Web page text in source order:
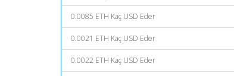
0.0085 ETH Kaç USD Eder
0.0021 ETH Kaç USD Eder
0.0022 ETH Kaç USD Eder